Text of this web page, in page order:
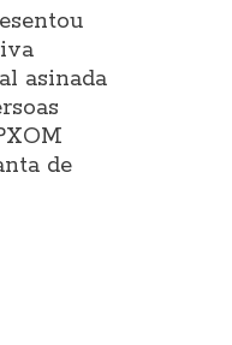
asinada
de